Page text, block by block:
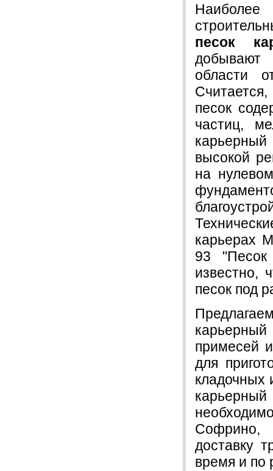
песок
области
песок
частиц,
высокой
на
карьерах
93
известно,
песок под
примесей
для
кладочных
Софрино,
доставку
время и по